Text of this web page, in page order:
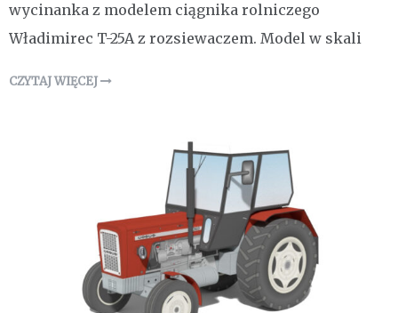
wycinanka z modelem ciągnika rolniczego
Władimirec T-25A z rozsiewaczem. Model w skali
CZYTAJ WIĘCEJ